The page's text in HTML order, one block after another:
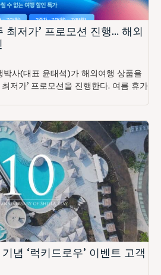
최저가’ 프로모션 진행… 해외
사(대표 윤태석)가 해외여행 상품을
저가’ 프로모션을 진행한다. 여름 휴가
념 ‘럭키드로우’ 이벤트 고객